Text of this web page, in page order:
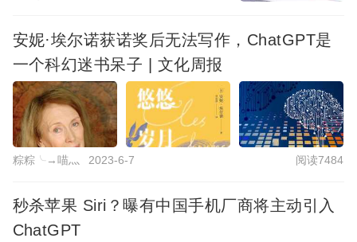
安妮·埃尔诺获诺奖后无法写作，ChatGPT是
一个科幻迷书呆子 | 文化周报
粽粽╰→喵灬 2023-6-7 阅读7484
秒杀苹果 Siri？曝有中国手机厂商将主动引入
ChatGPT